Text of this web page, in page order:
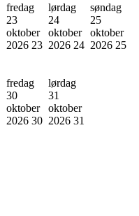
fredag
23
oktober
2026 23
lørdag
24
oktober
2026 24
søndag
25
oktober
2026 25
fredag
30
oktober
2026 30
lørdag
31
oktober
2026 31